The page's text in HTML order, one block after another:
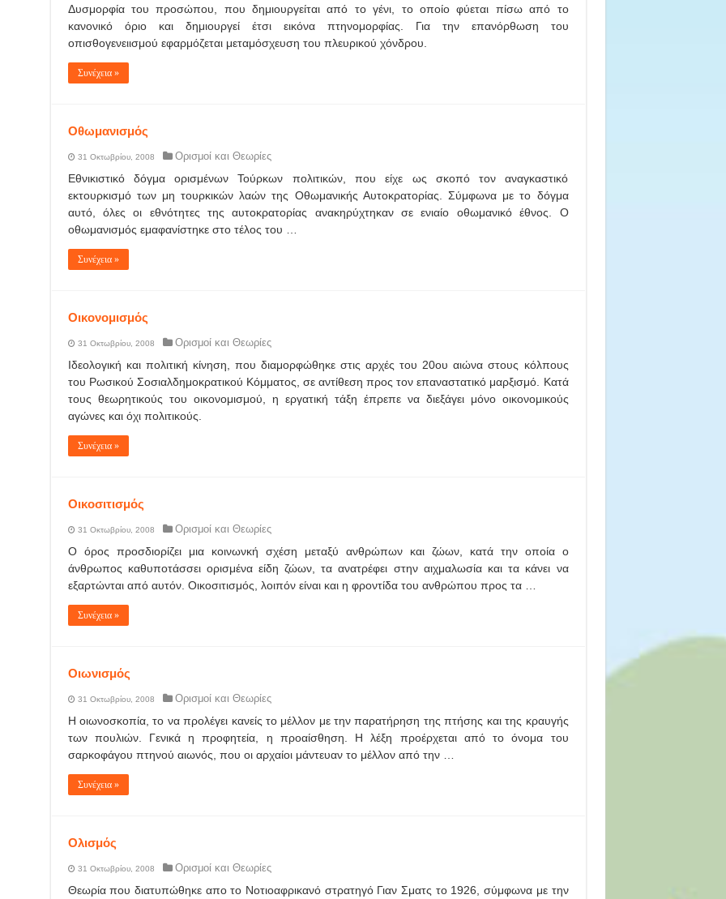
Δυσμορφία του προσώπου, που δημιουργείται από το γένι, το οποίο φύεται πίσω από το
κανονικό όριο και δημιουργεί έτσι εικόνα πτηνομορφίας. Για την επανόρθωση του
οπισθογενειισμού εφαρμόζεται μεταμόσχευση του πλευρικού χόνδρου.
Συνέχεια »
Οθωμανισμός
31 Οκτωβρίου, 2008 Ορισμοί και Θεωρίες
Εθνικιστικό δόγμα ορισμένων Τούρκων πολιτικών, που είχε ως σκοπό τον αναγκαστικό
εκτουρκισμό των μη τουρκικών λαών της Οθωμανικής Αυτοκρατορίας. Σύμφωνα με το δόγμα
αυτό, όλες οι εθνότητες της αυτοκρατορίας ανακηρύχτηκαν σε ενιαίο οθωμανικό έθνος. Ο
οθωμανισμός εμαφανίστηκε στο τέλος του …
Συνέχεια »
Οικονομισμός
31 Οκτωβρίου, 2008 Ορισμοί και Θεωρίες
Ιδεολογική και πολιτική κίνηση, που διαμορφώθηκε στις αρχές του 20ου αιώνα στους κόλπους
του Ρωσικού Σοσιαλδημοκρατικού Κόμματος, σε αντίθεση προς τον επαναστατικό μαρξισμό. Κατά
τους θεωρητικούς του οικονομισμού, η εργατική τάξη έπρεπε να διεξάγει μόνο οικονομικούς
αγώνες και όχι πολιτικούς.
Συνέχεια »
Οικοσιτισμός
31 Οκτωβρίου, 2008 Ορισμοί και Θεωρίες
Ο όρος προσδιορίζει μια κοινωνκή σχέση μεταξύ ανθρώπων και ζώων, κατά την οποία ο
άνθρωπος καθυποτάσσει ορισμένα είδη ζώων, τα ανατρέφει στην αιχμαλωσία και τα κάνει να
εξαρτώνται από αυτόν. Οικοσιτισμός, λοιπόν είναι και η φροντίδα του ανθρώπου προς τα …
Συνέχεια »
Οιωνισμός
31 Οκτωβρίου, 2008 Ορισμοί και Θεωρίες
Η οιωνοσκοπία, το να προλέγει κανείς το μέλλον με την παρατήρηση της πτήσης και της κραυγής
των πουλιών. Γενικά η προφητεία, η προαίσθηση. Η λέξη προέρχεται από το όνομα του
σαρκοφάγου πτηνού αιωνός, που οι αρχαίοι μάντευαν το μέλλον από την …
Συνέχεια »
Ολισμός
31 Οκτωβρίου, 2008 Ορισμοί και Θεωρίες
Θεωρία που διατυπώθηκε απο το Νοτιοαφρικανό στρατηγό Γιαν Σματς το 1926, σύμφωνα με την